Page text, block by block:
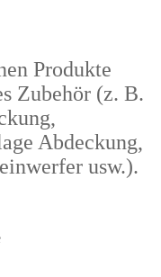
Produkte
Zubehör (z. B.
Abdeckung,
usw.).